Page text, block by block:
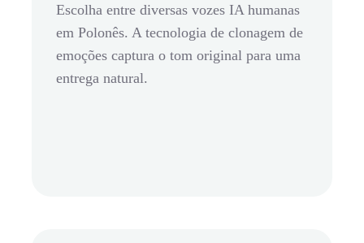
Escolha entre diversas vozes IA humanas
em Polonês. A tecnologia de clonagem de
emoções captura o tom original para uma
entrega natural.